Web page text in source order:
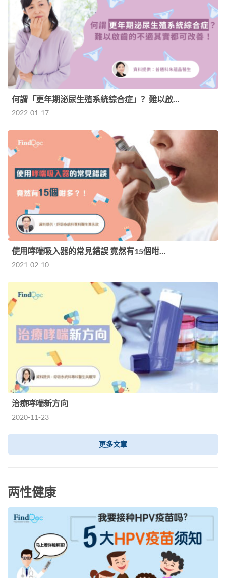
何謂「更年期泌尿生殖系統綜合症」？難以啟…
2022-01-17
使用哮喘吸入器的常見錯誤 竟然有15個咁…
2021-02-10
治療哮喘新方向
2020-11-23
更多文章
两性健康